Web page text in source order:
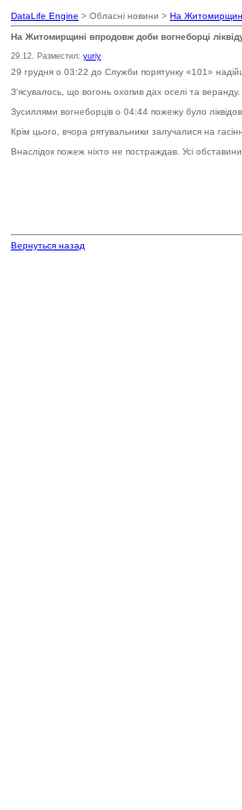
DataLife Engine > Обласні новини > На Житомирщині
На Житомирщині впродовж доби вогнеборці
29.12. Разместил: yuriy
29 грудня о 03:22 до Служби порятунку «101»
З'ясувалось, що вогонь охопив дах оселі та
Зусиллями вогнеборців о 04:44 пожежу було
Крім цього, вчора рятувальники залучалися на
Внаслідок пожеж ніхто не постраждав. Усі
Вернуться назад